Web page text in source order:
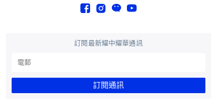
訂閱最新耀中耀華通訊
訂閱通訊